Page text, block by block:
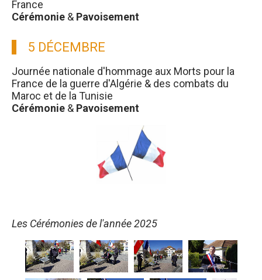
France
Cérémonie & Pavoisement
5 DÉCEMBRE
Journée nationale d'hommage aux Morts pour la
France de la guerre d'Algérie & des combats du
Maroc et de la Tunisie
Cérémonie & Pavoisement
Les Cérémonies de l'année 2025